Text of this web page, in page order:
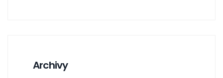
Archivy